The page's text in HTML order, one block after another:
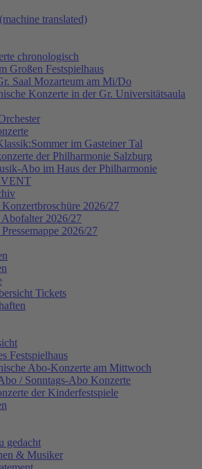
translated)
chronologisch
Großen Festspielhaus
Saal Mozarteum am Mi/Do
Konzerte in der Gr. Universitätsaula
im Gasteiner Tal
der Philharmonie Salzburg
Abo im Haus der Philharmonie
2026/27
2026/27
2026/27
Tickets
Festspielhaus
Abo-Konzerte am Mittwoch
/ Sonntags-Abo Konzerte
der Kinderfestspiele
gedacht
& Musiker